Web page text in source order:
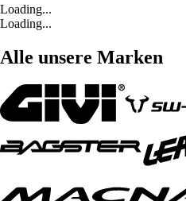
Loading...
Loading...
Alle unsere Marken